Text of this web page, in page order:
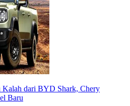
Kalah dari BYD Shark, Chery
Baru